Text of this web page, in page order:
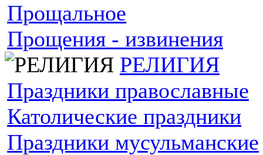
Прощальное
Прощения - извинения
РЕЛИГИЯ
Праздники православные
Католические праздники
Праздники мусульманские